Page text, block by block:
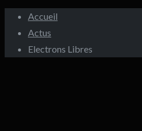
Accueil
Actus
Electrons Libres